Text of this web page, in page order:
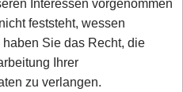
feststeht, wessen
Sie das Recht, die
Ihrer
zu verlangen.